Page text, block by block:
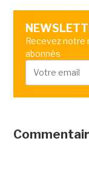
Recevez
abonnés